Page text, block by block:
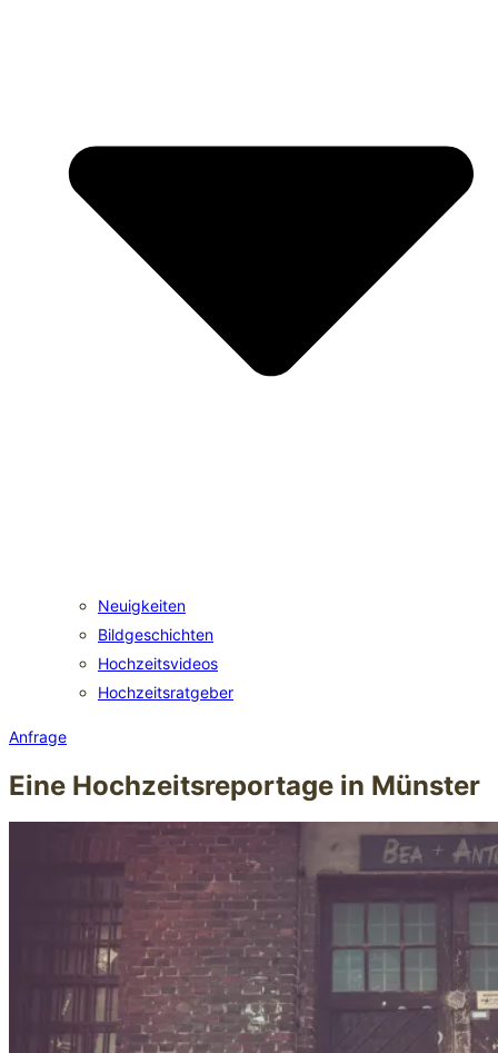
Neuigkeiten
Bildgeschichten
Hochzeitsvideos
Hochzeitsratgeber
Anfrage
Eine Hochzeitsreportage in Münster